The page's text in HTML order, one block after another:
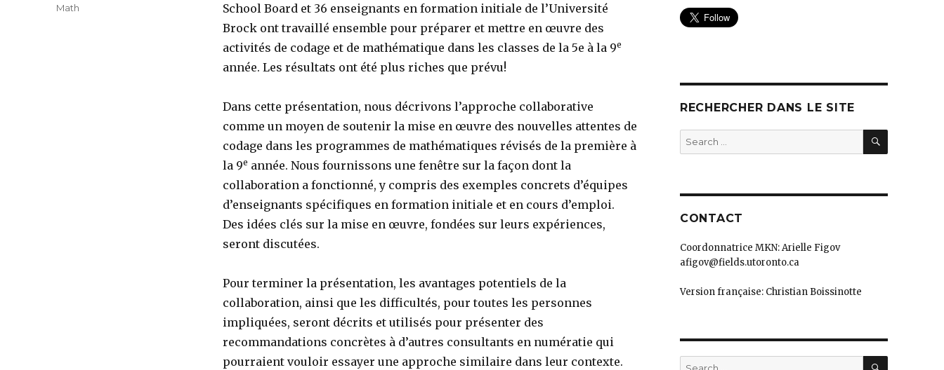
School Board et 36 enseignants en formation initiale de l’Université
Brock ont travaillé ensemble pour préparer et mettre en œuvre des
activités de codage et de mathématique dans les classes de la 5e à la 9e
année. Les résultats ont été plus riches que prévu!
Dans cette présentation, nous décrivons l’approche collaborative
comme un moyen de soutenir la mise en œuvre des nouvelles attentes de
codage dans les programmes de mathématiques révisés de la première à
la 9e année. Nous fournissons une fenêtre sur la façon dont la
collaboration a fonctionné, y compris des exemples concrets d’équipes
d’enseignants spécifiques en formation initiale et en cours d’emploi.
Des idées clés sur la mise en œuvre, fondées sur leurs expériences,
seront discutées.
Pour terminer la présentation, les avantages potentiels de la
collaboration, ainsi que les difficultés, pour toutes les personnes
impliquées, seront décrits et utilisés pour présenter des
recommandations concrètes à d’autres consultants en numératie qui
pourraient vouloir essayer une approche similaire dans leur contexte.
Math
RECHERCHER DANS LE SITE
Search
for:
SEARCH
CONTACT
Coordonnatrice MKN: Arielle Figov
afigov@fields.utoronto.ca
Version française: Christian Boissinotte
Search
SEARCH